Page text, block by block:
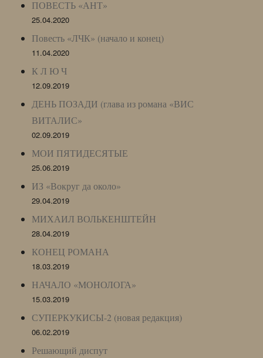
ПОВЕСТЬ «АНТ»
25.04.2020
Повесть «ЛЧК» (начало и конец)
11.04.2020
К Л Ю Ч
12.09.2019
ДЕНЬ ПОЗАДИ (глава из романа «ВИС
ВИТАЛИС»
02.09.2019
МОИ ПЯТИДЕСЯТЫЕ
25.06.2019
ИЗ «Вокруг да около»
29.04.2019
МИХАИЛ ВОЛЬКЕНШТЕЙН
28.04.2019
КОНЕЦ РОМАНА
18.03.2019
НАЧАЛО «МОНОЛОГА»
15.03.2019
СУПЕРКУКИСЫ-2 (новая редакция)
06.02.2019
Решающий диспут